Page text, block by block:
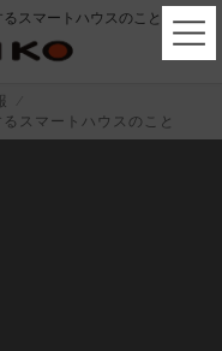
るスマートハウスのこと
るスマートハウスのこと